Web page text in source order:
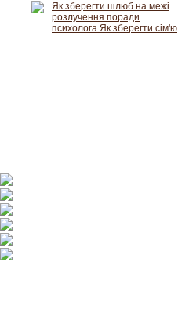
Як зберегти шлюб на межі
розлучення поради
психолога Як зберегти сім'ю